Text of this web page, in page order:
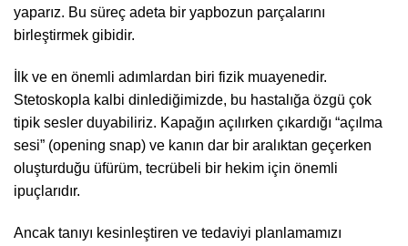
yaparız. Bu süreç adeta bir yapbozun parçalarını
birleştirmek gibidir.
İlk ve en önemli adımlardan biri fizik muayenedir.
Stetoskopla kalbi dinlediğimizde, bu hastalığa özgü çok
tipik sesler duyabiliriz. Kapağın açılırken çıkardığı “açılma
sesi” (opening snap) ve kanın dar bir aralıktan geçerken
oluşturduğu üfürüm, tecrübeli bir hekim için önemli
ipuçlarıdır.
Ancak tanıyı kesinleştiren ve tedaviyi planlamamızı